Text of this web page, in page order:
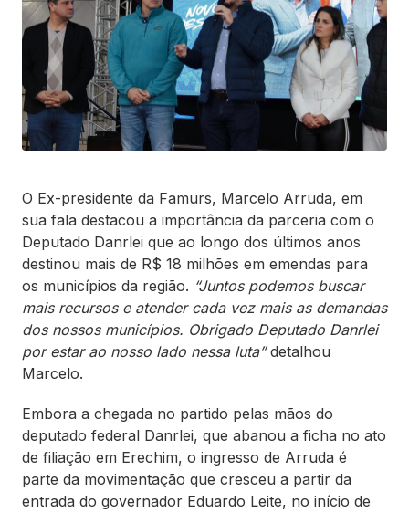
O Ex-presidente da Famurs, Marcelo Arruda, em
sua fala destacou a importância da parceria com o
Deputado Danrlei que ao longo dos últimos anos
destinou mais de R$ 18 milhões em emendas para
os municípios da região. “Juntos podemos buscar
mais recursos e atender cada vez mais as demandas
dos nossos municípios. Obrigado Deputado Danrlei
por estar ao nosso lado nessa luta”detalhou
Marcelo.
Embora a chegada no partido pelas mãos do
deputado federal Danrlei, que abanou a ficha no ato
de filiação em Erechim, o ingresso de Arruda é
parte da movimentação que cresceu a partir da
entrada do governador Eduardo Leite, no início de